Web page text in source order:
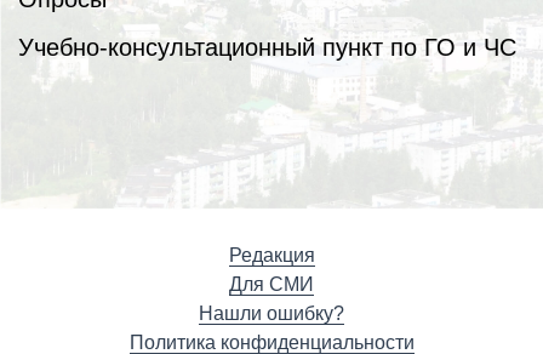
Учебно-консультационный пункт по ГО и ЧС
Редакция
Для СМИ
Нашли ошибку?
Политика конфиденциальности